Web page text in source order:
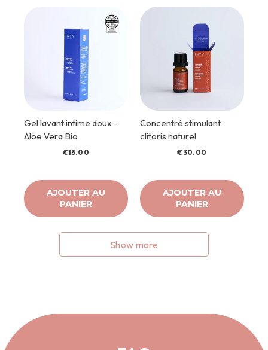
Gel lavant intime doux -
Aloe Vera Bio
€15.00
AJOUTER AU
PANIER
Concentré stimulant
clitoris naturel
€30.00
AJOUTER AU
PANIER
Show more